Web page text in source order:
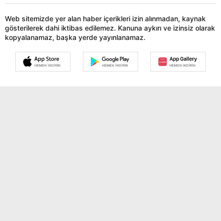
Siyaset
Dünya
Sağlık
Teknoloji
HABER GÖNDER
Web sitemizde yer alan haber içerikleri izin alınmadan, kaynak
gösterilerek dahi iktibas edilemez. Kanuna aykırı ve izinsiz olarak
kopyalanamaz, başka yerde yayınlanamaz.